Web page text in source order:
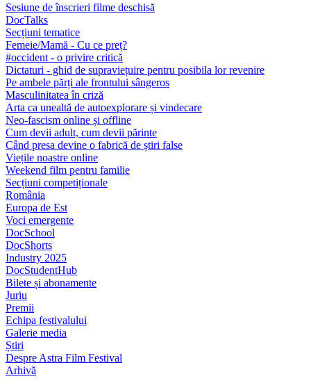
Sesiune de înscrieri filme deschisă
DocTalks
Secțiuni tematice
Femeie/Mamă - Cu ce preț?
#occident - o privire critică
Dictaturi - ghid de supraviețuire pentru posibila lor revenire
Pe ambele părți ale frontului sângeros
Masculinitatea în criză
Arta ca unealtă de autoexplorare și vindecare
Neo-fascism online și offline
Cum devii adult, cum devii părinte
Când presa devine o fabrică de știri false
Viețile noastre online
Weekend film pentru familie
Secțiuni competiționale
România
Europa de Est
Voci emergente
DocSchool
DocShorts
Industry 2025
DocStudentHub
Bilete și abonamente
Juriu
Premii
Echipa festivalului
Galerie media
Știri
Despre Astra Film Festival
Arhivă